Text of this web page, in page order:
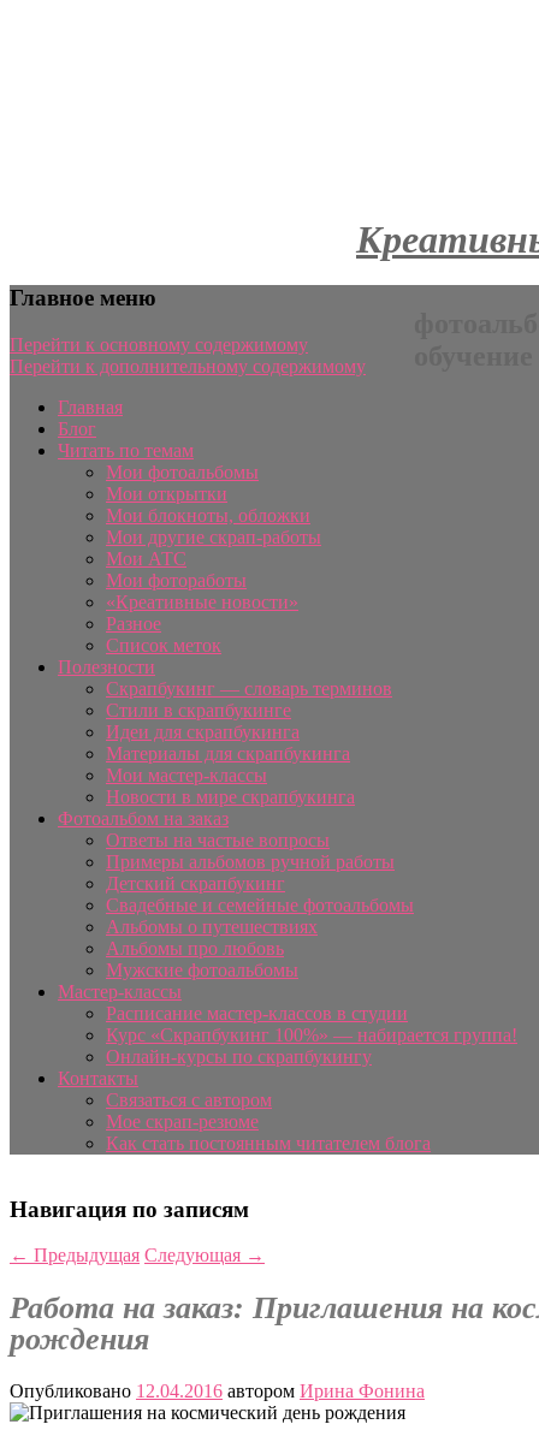
Главное меню
Перейти к основному содержимому
Перейти к дополнительному содержимому
Главная
Блог
Читать по темам
Мои фотоальбомы
Мои открытки
Мои блокноты, обложки
Мои другие скрап-работы
Мои АТС
Мои фотоработы
«Креативные новости»
Разное
Список меток
Полезности
Скрапбукинг — словарь терминов
Стили в скрапбукинге
Идеи для скрапбукинга
Материалы для скрапбукинга
Мои мастер-классы
Новости в мире скрапбукинга
Фотоальбом на заказ
Ответы на частые вопросы
Примеры альбомов ручной работы
Детский скрапбукинг
Свадебные и семейные фотоальбомы
Альбомы о путешествиях
Альбомы про любовь
Мужские фотоальбомы
Мастер-классы
Расписание мастер-классов в студии
Курс «Скрапбукинг 100%» — набирается группа!
Онлайн-курсы по скрапбукингу
Контакты
Связаться с автором
Мое скрап-резюме
Как стать постоянным читателем блога
Навигация по записям
← Предыдущая Следующая →
Работа на заказ: Приглашения на
рождения
Опубликовано 12.04.2016 автором Ирина Фонина